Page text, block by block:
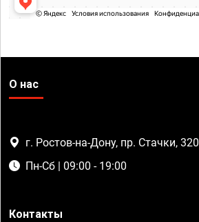
О нас
г. Ростов-на-Дону, пр. Стачки, 320
Пн-Сб | 09:00 - 19:00
Контакты